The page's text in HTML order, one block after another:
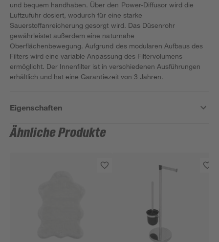
und bequem handhaben. Über den Power-Diffusor wird die
Luftzufuhr dosiert, wodurch für eine starke
Sauerstoffanreicherung gesorgt wird. Das Düsenrohr
gewährleistet außerdem eine naturnahe
Oberflächenbewegung. Aufgrund des modularen Aufbaus des
Filters wird eine variable Anpassung des Filtervolumens
ermöglicht. Der Innenfilter ist in verschiedenen Ausführungen
erhältlich und hat eine Garantiezeit von 3 Jahren.
Eigenschaften
Ähnliche Produkte